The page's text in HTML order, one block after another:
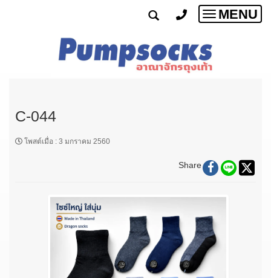
Toggle
MENU
C-044
โพสต์เมื่อ : 3 มกราคม 2560
Share